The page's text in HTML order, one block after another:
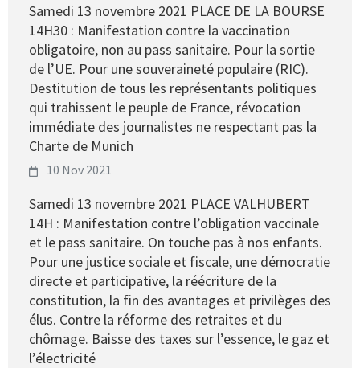
Samedi 13 novembre 2021 PLACE DE LA BOURSE
14H30 : Manifestation contre la vaccination
obligatoire, non au pass sanitaire. Pour la sortie
de l’UE. Pour une souveraineté populaire (RIC).
Destitution de tous les représentants politiques
qui trahissent le peuple de France, révocation
immédiate des journalistes ne respectant pas la
Charte de Munich
10 Nov 2021
Samedi 13 novembre 2021 PLACE VALHUBERT
14H : Manifestation contre l’obligation vaccinale
et le pass sanitaire. On touche pas à nos enfants.
Pour une justice sociale et fiscale, une démocratie
directe et participative, la réécriture de la
constitution, la fin des avantages et privilèges des
élus. Contre la réforme des retraites et du
chômage. Baisse des taxes sur l’essence, le gaz et
l’électricité